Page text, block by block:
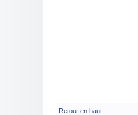
Retour en haut